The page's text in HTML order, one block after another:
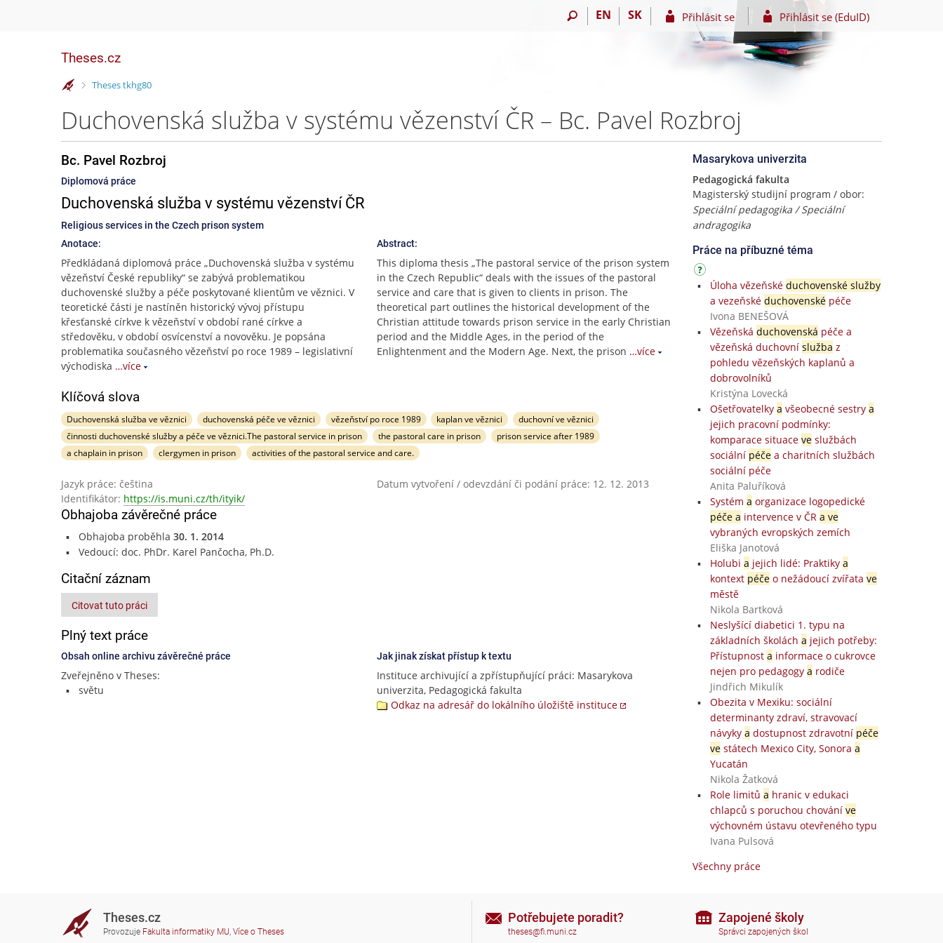
EN SK Přihlásit se Přihlásit se (EduID)
Theses.cz
>
Theses tkhg80
Duchovenská služba v systému vězenství ČR – Bc. Pavel Rozbroj
Bc. Pavel Rozbroj
Diplomová práce
Duchovenská služba v systému vězenství ČR
Religious services in the Czech prison system
Anotace:
Předkládaná diplomová práce „Duchovenská služba v systému
vězeňství České republiky“ se zabývá problematikou
duchovenské služby a péče poskytované klientům ve věznici. V
teoretické části je nastíněn historický vývoj přístupu
křesťanské církve k vězeňství v období rané církve a
středověku, v období osvícenství a novověku. Je popsána
problematika současného vězeňství po roce 1989 – legislativní
východiska …více
Abstract:
This diploma thesis „The pastoral service of the prison system
in the Czech Republic“ deals with the issues of the pastoral
service and care that is given to clients in prison. The
theoretical part outlines the historical development of the
Christian attitude towards prison service in the early Christian
period and the Middle Ages, in the period of the
Enlightenment and the Modern Age. Next, the prison …více
Klíčová slova
Duchovenská služba ve věznici duchovenská péče ve věznici vězeňství po roce 1989 kaplan ve věznici
duchovní ve věznici
činnosti duchovenské služby a péče ve věznici.The pastoral service in prison
the pastoral care in prison
prison service after 1989
a chaplain in prison
clergymen in prison activities of the pastoral service and care.
Jazyk práce: čeština
Datum vytvoření / odevzdání či podání práce: 12. 12. 2013
Identifikátor: https://is.muni.cz/th/ityik/
Obhajoba závěrečné práce
Obhajoba proběhla 30. 1. 2014
Vedoucí: doc. PhDr. Karel Pančocha, Ph.D.
Citační záznam
Citovat tuto práci
Plný text práce
Obsah online archivu závěrečné práce
Zveřejněno v Theses:
světu
Jak jinak získat přístup k textu
Instituce archivující a zpřístupňující práci: Masarykova
univerzita, Pedagogická fakulta
Odkaz na adresář do lokálního úložiště instituce
Masarykova univerzita
Pedagogická fakulta
Magisterský studijní program / obor:
Speciální pedagogika / Speciální
andragogika
Práce na příbuzné téma
Úloha vězeňské duchovenské služby
a vezeňské duchovensképéče
Ivona BENEŠOVÁ
Vězeňská duchovenská péče a
vězeňská duchovní služba z
pohledu vězeňských kaplanů a
dobrovolníků
Kristýna Lovecká
Ošetřovatelky a všeobecné sestry a
jejich pracovní podmínky:
komparace situace veslužbách
sociální péčea charitních službách
sociální péče
Anita Paluříková
Systém a organizace logopedické
péče a intervence v ČR a ve
vybraných evropských zemích
Eliška Janotová
Holubi a jejich lidé: Praktiky a
kontext péčeo nežádoucí zvířata ve
městě
Nikola Bartková
Neslyšící diabetici 1. typu na
základních školách a jejich potřeby:
Přístupnost a informace o cukrovce
nejen pro pedagogy a rodiče
Jindřich Mikulík
Obezita v Mexiku: sociální
determinanty zdraví, stravovací
návyky a dostupnost zdravotní péče
vestátech Mexico City, Sonora a
Yucatán
Nikola Žatková
Role limitů a hranic v edukaci
chlapců s poruchou chování ve
výchovném ústavu otevřeného typu
Ivana Pulsová
Všechny práce
Theses.cz
Provozuje Fakulta informatiky MU, Více o Theses
Potřebujete poradit?
theses@fi.muni.cz
Zapojené školy
Správci zapojených škol